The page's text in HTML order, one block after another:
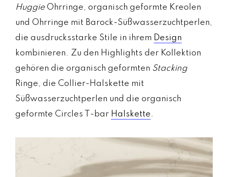
HuggieOhrringe, organisch geformte Kreolen
und Ohrringe mit Barock-Süßwasserzuchtperlen,
die ausdrucksstarke Stile in ihrem Design
kombinieren. Zu den Highlights der Kollektion
gehören die organisch geformten Stacking
Ringe, die Collier-Halskette mit
Süßwasserzuchtperlen und die organisch
geformte Circles T-bar Halskette.